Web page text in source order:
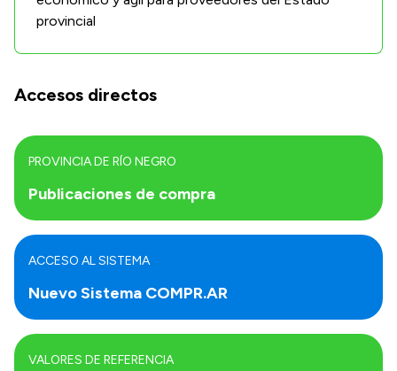
provincial
Accesos directos
Publicaciones de compra
PROVINCIA DE RÍO NEGRO
Nuevo Sistema COMPR.AR
ACCESO AL SISTEMA
VALORES DE REFERENCIA